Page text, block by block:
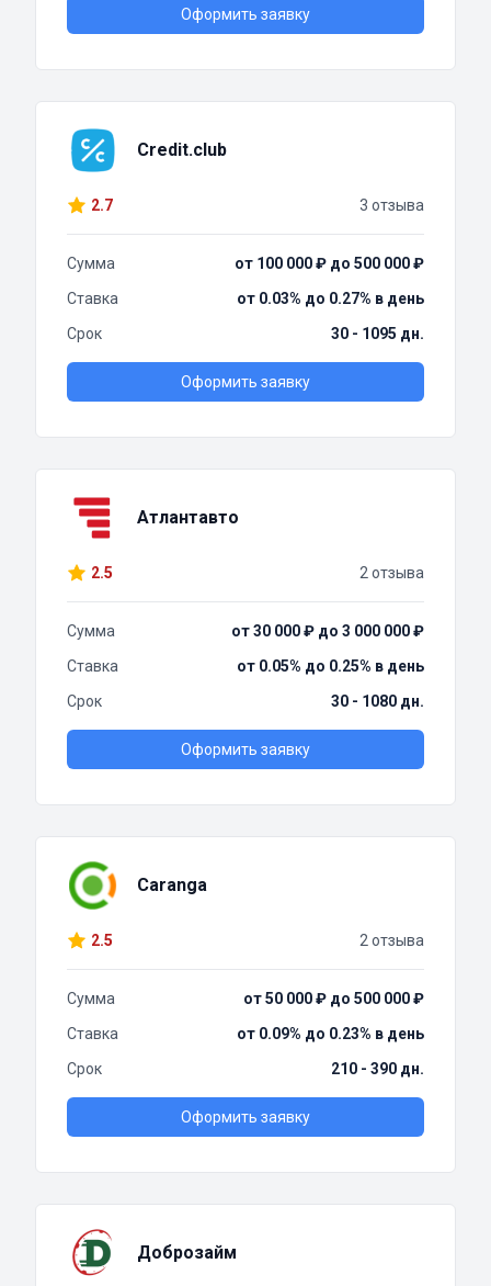
Оформить заявку
Credit.club
2.7 3 отзыва
Сумма
от 100 000 ₽ до 500 000 ₽
Ставка
от 0.03% до 0.27% в день
Срок
30 - 1095 дн.
Оформить заявку
Атлантавто
2.5 2 отзыва
Сумма
от 30 000 ₽ до 3 000 000 ₽
Ставка
от 0.05% до 0.25% в день
Срок
30 - 1080 дн.
Оформить заявку
Caranga
2.5 2 отзыва
Сумма
от 50 000 ₽ до 500 000 ₽
Ставка
от 0.09% до 0.23% в день
Срок
210 - 390 дн.
Оформить заявку
Доброзайм